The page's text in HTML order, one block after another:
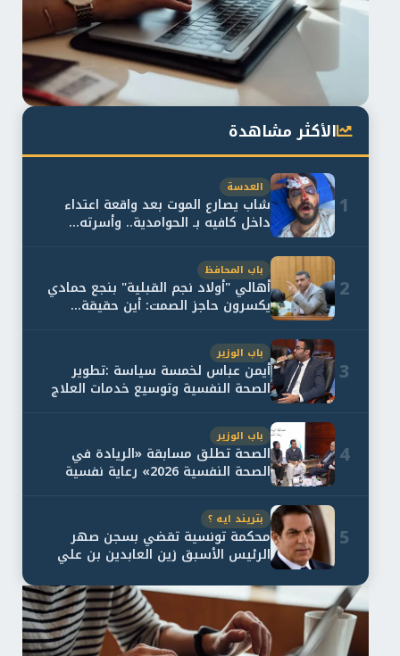
الأكثر مشاهدة
1
العدسة
شاب يصارع الموت بعد واقعة اعتداء
داخل كافيه بـ الحوامدية.. وأسرته...
2
باب المحافظ
أهالي "أولاد نجم القبلية" بنجع حمادي
يكسرون حاجز الصمت: أين حقيقة...
3
باب الوزير
أيمن عباس لخمسة سياسة :تطوير
الصحة النفسية وتوسيع خدمات العلاج
4
باب الوزير
الصحة تطلق مسابقة «الريادة في
الصحة النفسية 2026» رعاية نفسية
5
بتريند ايه ؟
محكمة تونسية تقضي بسجن صهر
الرئيس الأسبق زين العابدين بن علي